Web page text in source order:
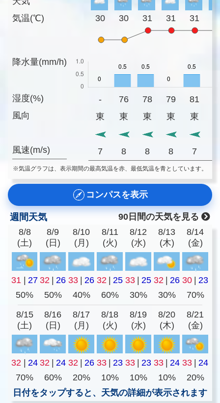
気温(℃)
降水量(mm/h)
湿度(%)
風向
風速(m/s)
30 30 31 31 31
- 76 78 79 81
東
東 東 東 東
7 8 8 8 7
※気温グラフは、表示期間の最高気温を赤、最低気温を青としています。
コンパスを表示
週間天気
90日間の天気を見る
8/8
(土)
8/9
(日)
8/10
(月)
8/11
(火)
8/12
(水)
8/13
(木)
8/14
(金)
31 27 32 26 33 26 32 25 33 25 32 26 30
23
50%
50% 40% 60% 30% 30% 70%
8/15
(土)
8/16
(日)
8/17
(月)
8/18
(火)
8/19
(水)
8/20
(木)
8/21
(金)
32 24 32 24 32 26 33 23 33 23 33 24 33
24
70%
60% 20% 10% 10% 10%
20%
日付をタップすると、天気の詳細が表示されます